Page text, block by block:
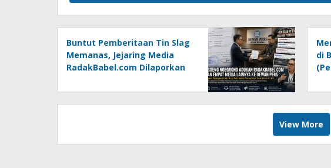
Buntut Pemberitaan Tin Slag
Memanas, Jejaring Media
RadakBabel.com Dilaporkan
Pers
di
View More